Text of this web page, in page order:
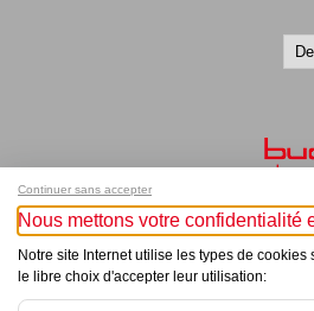
Continuer sans accepter
Nous mettons votre confidentialité
Notre site Internet utilise les types de
le libre choix d'accepter leur utilisation: